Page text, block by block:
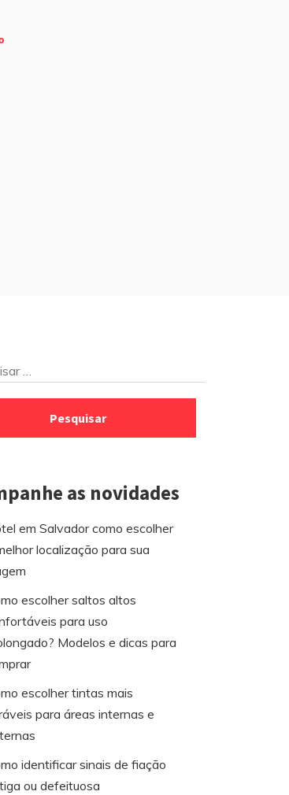
as novidades
em Salvador como escolher
localização para sua
escolher saltos altos
para uso
Modelos e dicas para
escolher tintas mais
para áreas internas e
identificar sinais de fiação
ou defeituosa